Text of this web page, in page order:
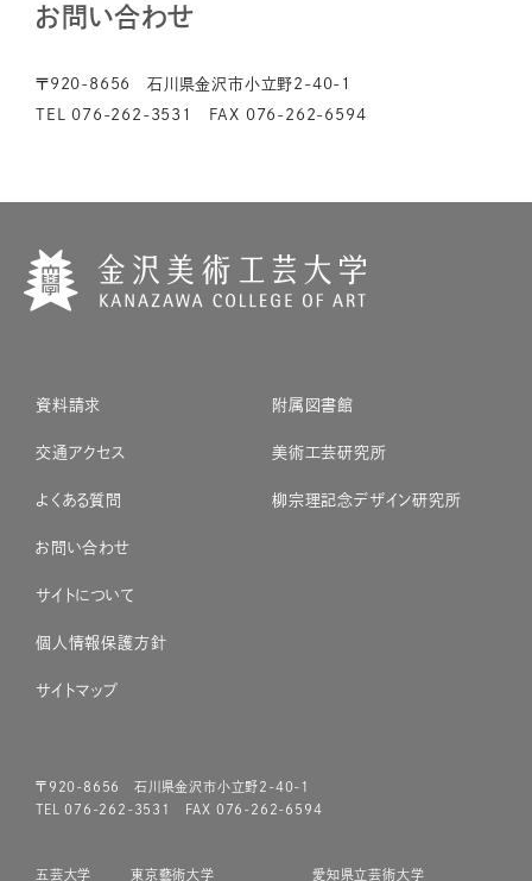
お問い合わせ
〒920-8656 石川県金沢市小立野2-40-1
TEL 076-262-3531 FAX 076-262-6594
資料請求
交通アクセス
よくある質問
お問い合わせ
サイトについて
個人情報保護方針
サイトマップ
附属図書館
美術工芸研究所
柳宗理記念デザイン研究所
〒920-8656 石川県金沢市小立野2-40-1
TEL 076-262-3531 FAX 076-262-6594
五芸大学 東京藝術大学 愛知県立芸術大学